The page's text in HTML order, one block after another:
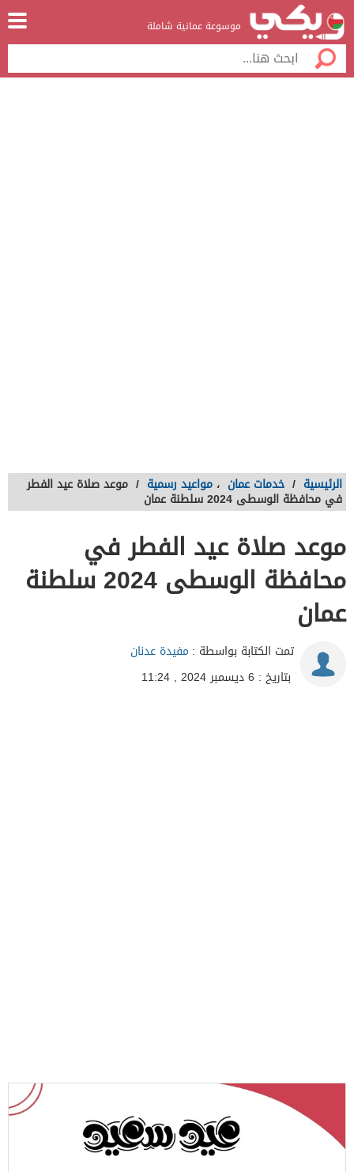
موسوعة عمانية شاملة
الرئيسية / خدمات عمان ، مواعيد رسمية / موعد صلاة عيد الفطر
في محافظة الوسطى 2024 سلطنة عمان
موعد صلاة عيد الفطر في
محافظة الوسطى 2024 سلطنة
عمان
تمت الكتابة بواسطة : مفيدة عدنان
بتاريخ : 6 ديسمبر 2024 , 11:24